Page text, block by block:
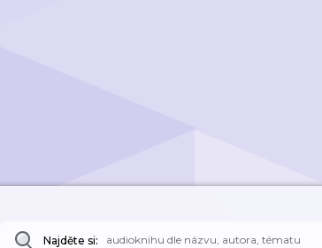
Najděte si: